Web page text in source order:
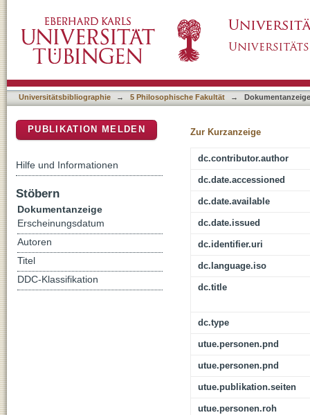
Universitätsbibliographie → 5 Philosophische Fakultät → Dokumentanzeige
Zur Kurzanzeige
dc.contributor.author
dc.date.accessioned
dc.date.available
dc.date.issued
dc.identifier.uri
dc.language.iso
dc.title
dc.type
utue.personen.pnd
utue.personen.pnd
utue.publikation.seiten
utue.personen.roh
PUBLIKATION MELDEN
Hilfe und Informationen
Stöbern
Dokumentanzeige
Erscheinungsdatum
Autoren
Titel
DDC-Klassifikation